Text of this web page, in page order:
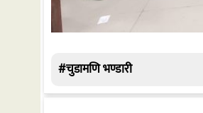
#चुडामणि भण्डारी